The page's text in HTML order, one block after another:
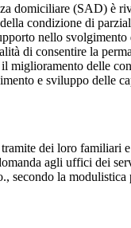
domiciliare (SAD) è
condizione di
nello svolgimento
di consentire la
miglioramento delle
e sviluppo delle
dei loro familiari
agli uffici dei
secondo la modulistica